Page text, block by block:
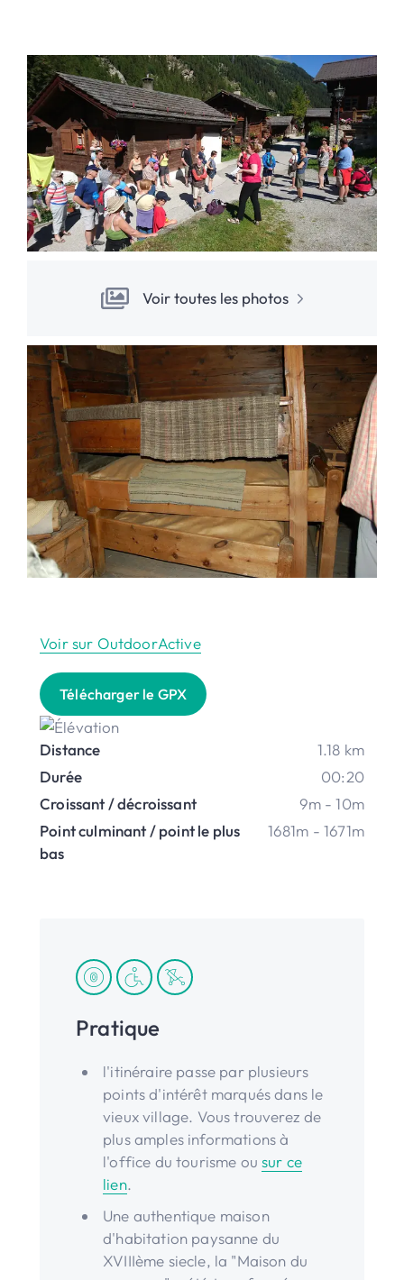
Voir toutes les photos
Voir sur OutdoorActive
Télécharger le GPX
Distance
1.18 km
Durée
00:20
Croissant / décroissant
9m - 10m
Point culminant / point le plus
bas
1681m - 1671m
Pratique
l'itinéraire passe par plusieurs
points d'intérêt marqués dans le
vieux village. Vous trouverez de
plus amples informations à
l'office du tourisme ousur ce
lien.
Une authentique maison
d'habitation paysanne du
XVIIIème siecle, la "Maison du